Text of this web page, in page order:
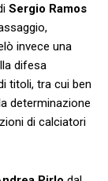
Sergio Ramos
invece una
difesa
titoli, tra cui ben
determinazione
di calciatori